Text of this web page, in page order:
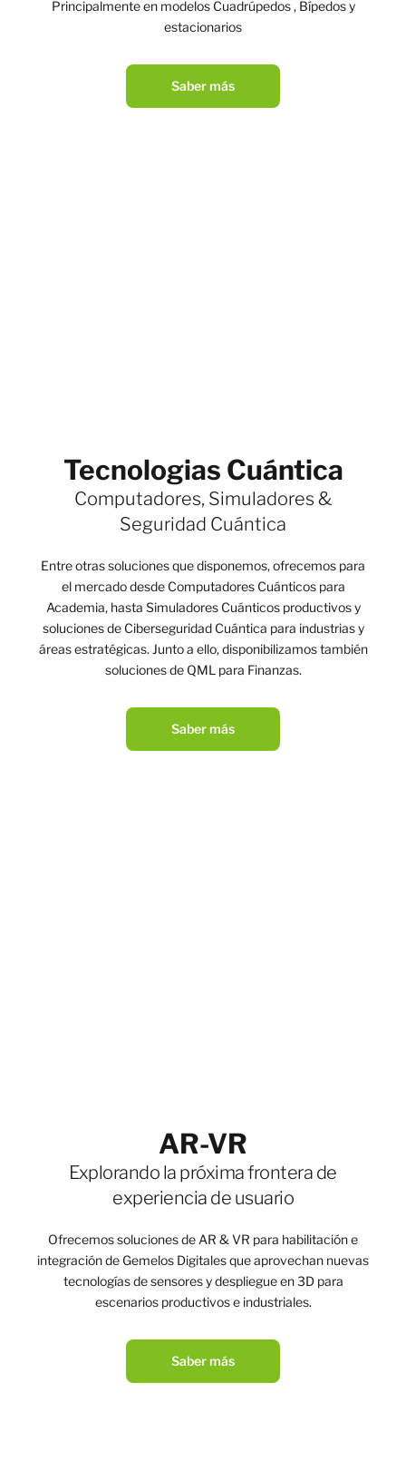
Principalmente en modelos Cuadrúpedos , Bípedos y
estacionarios
Saber más
Tecnologias Cuántica
Computadores, Simuladores &
Seguridad Cuántica
Entre otras soluciones que disponemos, ofrecemos para
el mercado desde Computadores Cuánticos para
Academia, hasta Simuladores Cuánticos productivos y
soluciones de Ciberseguridad Cuántica para industrias y
áreas estratégicas. Junto a ello, disponibilizamos también
soluciones de QML para Finanzas.
Saber más
AR-VR
Explorando la próxima frontera de
experiencia de usuario
Ofrecemos soluciones de AR & VR para habilitación e
integración de Gemelos Digitales que aprovechan nuevas
tecnologías de sensores y despliegue en 3D para
escenarios productivos e industriales.
Saber más